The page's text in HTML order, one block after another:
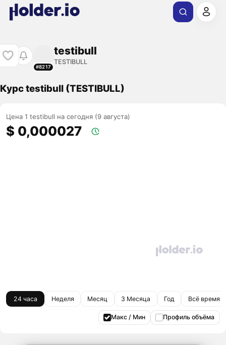
#8217
testibull
TESTIBULL
Курс testibull (TESTIBULL)
Цена 1 testibull на сегодня (9 августа)
$ 0,000027
24 часа Неделя Месяц 3 Месяца Год Всё время
Макс / Мин Профиль объёма